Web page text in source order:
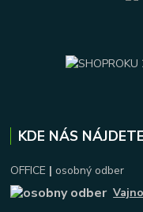
KDE NÁS NÁJDETE
OFFICE | osobný odber